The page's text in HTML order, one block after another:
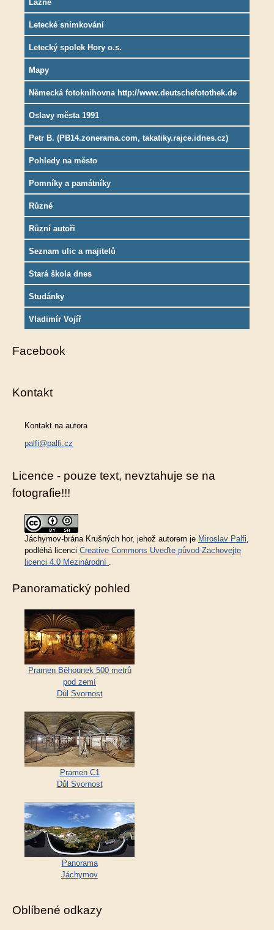
Lázně
Letecké snímkování
Letecký spolek Hory o.s.
Mapy
Německá fotoknihovna http://www.deutschefotothek.de
Oslavy města 1991
Petr B. (PB14.zonerama.com, takatiky.rajce.idnes.cz)
Pohledy na město
Pomníky a památníky
Různé
Různí autoři
Seznam ulic a majitelů
Stará škola dnes
Studánky
Vladimír Vojíř
Facebook
Kontakt
Kontakt na autora
palfi@palfi.cz
Licence - pouze text, nevztahuje se na
fotografie!!!
Jáchymov-brána Krušných hor, jehož autorem je Miroslav Palfi,
podléhá licenci Creative Commons Uveďte původ-Zachovejte
licenci 4.0 Mezinárodní .
Panoramatický pohled
Pramen Běhounek 500 metrů
pod zemí
Důl Svornost
Pramen C1
Důl Svornost
Panorama
Jáchymov
Oblíbené odkazy